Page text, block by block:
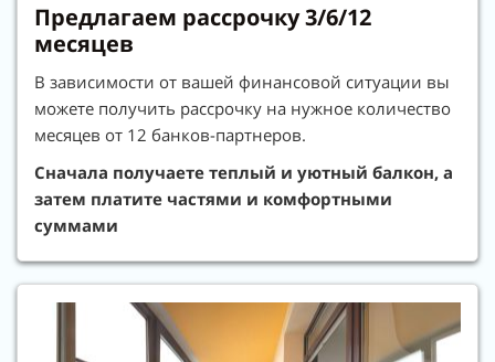
Предлагаем рассрочку 3/6/12
месяцев
В зависимости от вашей финансовой ситуации вы
можете получить рассрочку на нужное количество
месяцев от 12 банков-партнеров.
Сначала получаете теплый и уютный балкон, а
затем платите частями и комфортными
суммами